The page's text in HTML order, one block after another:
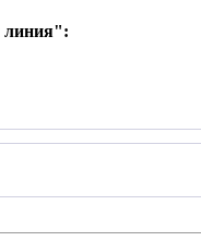
линия":